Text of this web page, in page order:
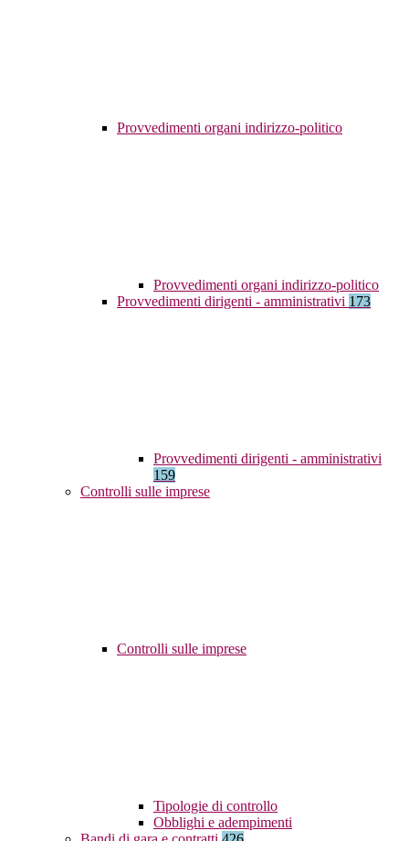
Provvedimenti organi indirizzo-politico
Provvedimenti organi indirizzo-politico
Provvedimenti dirigenti - amministrativi 173
Provvedimenti dirigenti - amministrativi
159
Controlli sulle imprese
Controlli sulle imprese
Tipologie di controllo
Obblighi e adempimenti